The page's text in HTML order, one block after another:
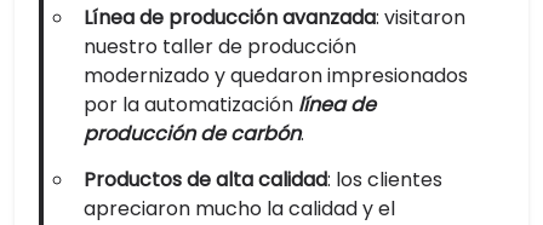
Línea de producción avanzada: visitaron
nuestro taller de producción
modernizado y quedaron impresionados
por la automatización línea de
producción de carbón.
Productos de alta calidad: los clientes
apreciaron mucho la calidad y el